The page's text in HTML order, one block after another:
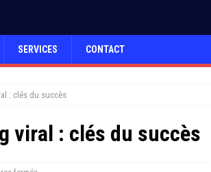
SERVICES CONTACT
: clés du succès
viral : clés du succès